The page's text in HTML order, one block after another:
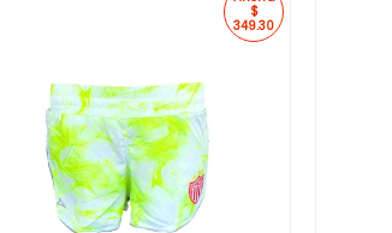
$
349.30